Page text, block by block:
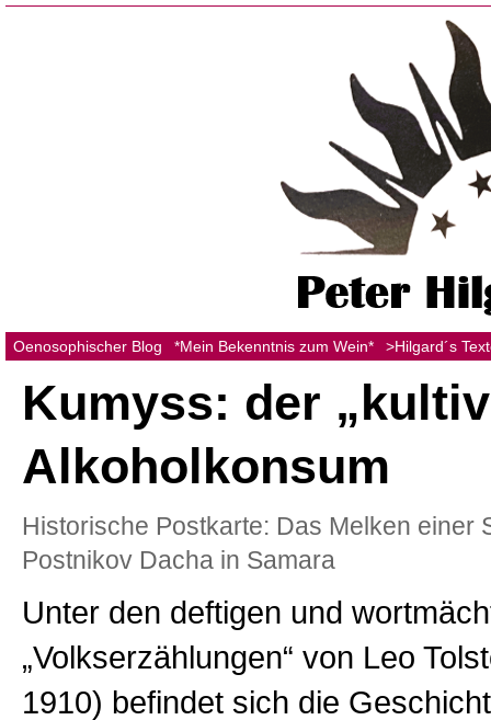
Oenosophischer Blog *Mein Bekenntnis zum Wein* >Hilgard´s
Kumyss: der
Alkoholkonsum
Historische Postkarte: Das Melken einer
Postnikov Dacha in Samara
Unter den deftigen und
„Volkserzählungen“ von Leo
1910) befindet sich die